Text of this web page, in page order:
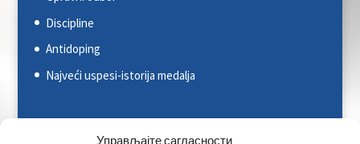
Управљајте сагласности
Discipline
Antidoping
Najveći uspesi-istorija medalja
Svetska kajakaška federacija (ICF)